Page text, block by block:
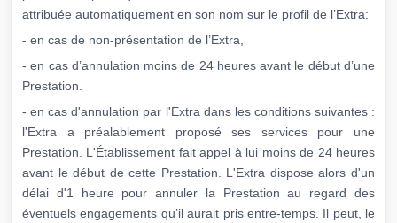
attribuée automatiquement en son nom sur le profil de l’Extra:
- en cas de non-présentation de l’Extra,
- en cas d’annulation moins de 24 heures avant le début d’une
Prestation.
- en cas d'annulation par l'Extra dans les conditions suivantes :
l'Extra a préalablement proposé ses services pour une
Prestation. L'Établissement fait appel à lui moins de 24 heures
avant le début de cette Prestation. L'Extra dispose alors d'un
délai d'1 heure pour annuler la Prestation au regard des
éventuels engagements qu’il aurait pris entre-temps. Il peut, le